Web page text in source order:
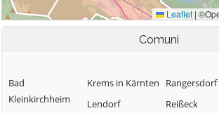
Comuni
Bad
Kleinkirchheim
Krems in Kärnten
Lendorf
Rangersdorf
Reißeck